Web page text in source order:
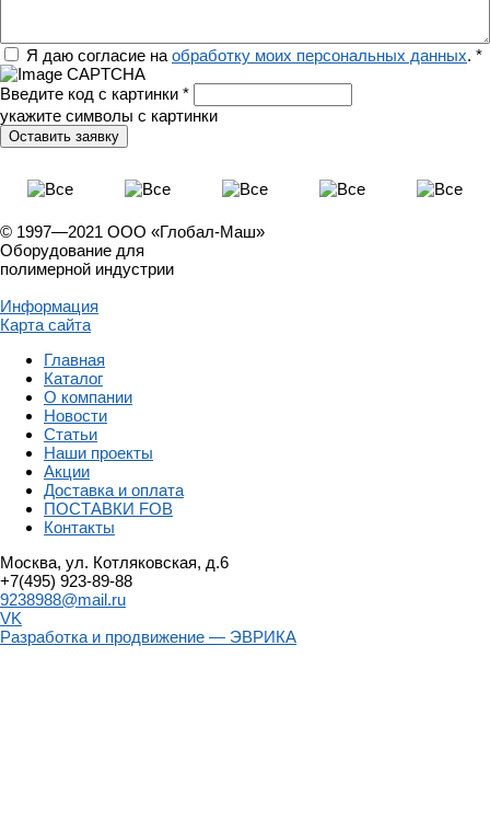
РегионЯ даю согласие на обработку моих персональных данных. *
Введите код с картинки *
укажите символы с картинки
© 1997—2021 ООО «Глобал-Маш»
Оборудование для
полимерной индустрии
Информация
Карта сайта
Главная
Каталог
О компании
Новости
Статьи
Наши проекты
Акции
Доставка и оплата
ПОСТАВКИ FOB
Контакты
Москва, ул. Котляковская, д.6
+7(495) 923-89-88
9238988@mail.ru
VK
Разработка и продвижение — ЭВРИКА